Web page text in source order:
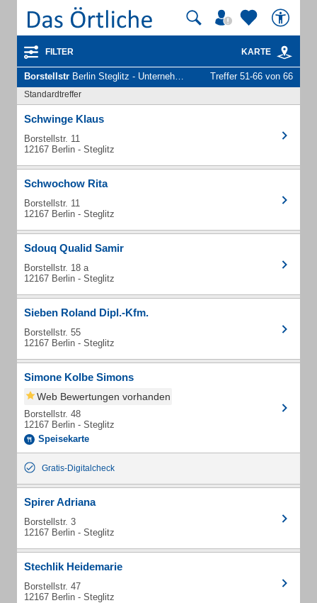
FILTER KARTE
Borstellstr Berlin Steglitz - Unternehmen und Personen Treffer 51-66 von 66
Standardtreffer
Schwinge Klaus
Borstellstr. 11
12167 Berlin - Steglitz
Schwochow Rita
Borstellstr. 11
12167 Berlin - Steglitz
Sdouq Qualid Samir
Borstellstr. 18 a
12167 Berlin - Steglitz
Sieben Roland Dipl.-Kfm.
Borstellstr. 55
12167 Berlin - Steglitz
Simone Kolbe Simons
Web Bewertungen vorhanden
Borstellstr. 48
12167 Berlin - Steglitz
Speisekarte
Gratis-Digitalcheck
Spirer Adriana
Borstellstr. 3
12167 Berlin - Steglitz
Stechlik Heidemarie
Borstellstr. 47
12167 Berlin - Steglitz